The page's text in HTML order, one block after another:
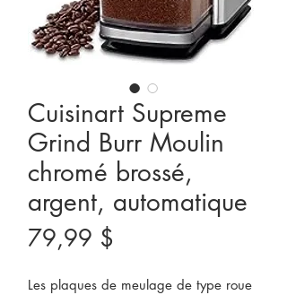
Cuisinart Supreme
Grind Burr Moulin
chromé brossé,
argent, automatique
79,99 $
Les plaques de meulage de type roue